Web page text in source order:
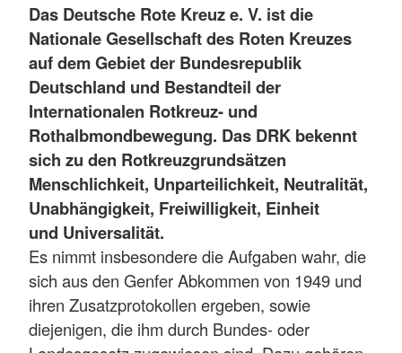
Das Deutsche Rote Kreuz e. V. ist die
Nationale Gesellschaft des Roten Kreuzes
auf dem Gebiet der Bundesrepublik
Deutschland und Bestandteil der
Internationalen Rotkreuz- und
Rothalbmondbewegung. Das DRK bekennt
sich zu den Rotkreuzgrundsätzen
Menschlichkeit, Unparteilichkeit, Neutralität,
Unabhängigkeit, Freiwilligkeit, Einheit
und Universalität.
Es nimmt insbesondere die Aufgaben wahr, die
sich aus den Genfer Abkommen von 1949 und
ihren Zusatzprotokollen ergeben, sowie
diejenigen, die ihm durch Bundes- oder